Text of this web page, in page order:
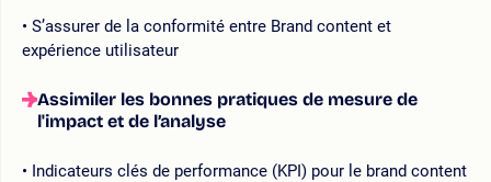
S’assurer de la conformité entre Brand content et
expérience utilisateur
Assimiler les bonnes pratiques de mesure de
l'impact et de l’analyse
Indicateurs clés de performance (KPI) pour le brand content